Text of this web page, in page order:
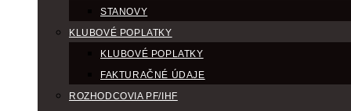
STANOVY
KLUBOVÉ POPLATKY
KLUBOVÉ POPLATKY
FAKTURAČNÉ ÚDAJE
ROZHODCOVIA PF/IHF